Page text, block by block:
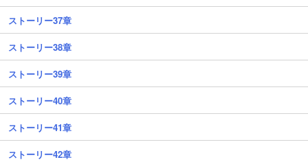
ストーリー37章
ストーリー38章
ストーリー39章
ストーリー40章
ストーリー41章
ストーリー42章